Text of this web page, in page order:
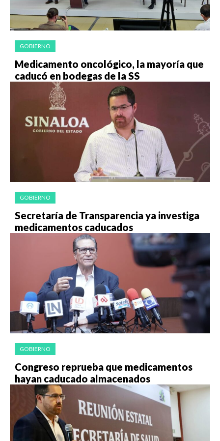
GOBIERNO
Medicamento oncológico, la mayoría que
caducó en bodegas de la SS
GOBIERNO
Secretaría de Transparencia ya investiga
medicamentos caducados
GOBIERNO
Congreso reprueba que medicamentos
hayan caducado almacenados